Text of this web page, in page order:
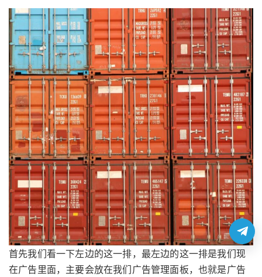
首先我们看一下左边的这一排，最左边的这一排是我们现
在广告里面，主要会放在我们广告管理面板，也就是广告